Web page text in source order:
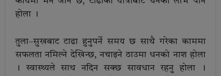
होला ।
तुला–सुखबाट टाढा हुनुपर्ने समय छ साथै गरेका काममा
सफलता नमिल्ने देखिन्छ, नचाइने ठाउमा धनको नाश होला
। स्वास्थ्यले साथ नदिन सक्छ सावधान रहनु होला ।